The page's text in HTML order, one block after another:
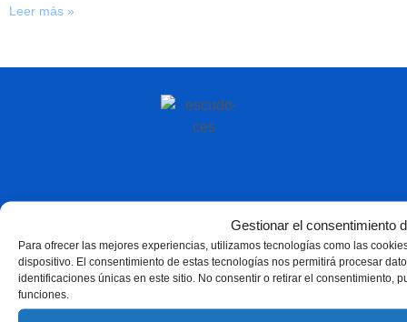
Gestionar el consentimiento
Para ofrecer las mejores experiencias, utilizamos tecnologías como las
dispositivo. El consentimiento de estas tecnologías nos permitirá procesar
identificaciones únicas en este sitio. No consentir o retirar el consentimiento,
funciones.
Leer más »